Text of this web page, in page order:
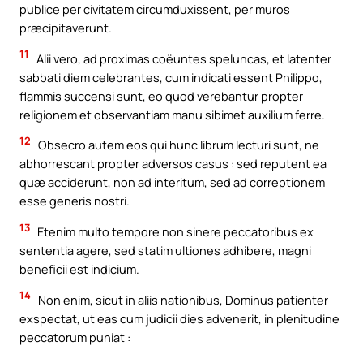
publice per civitatem circumduxissent, per muros
præcipitaverunt.
11
Alii vero, ad proximas coëuntes speluncas, et latenter
sabbati diem celebrantes, cum indicati essent Philippo,
flammis succensi sunt, eo quod verebantur propter
religionem et observantiam manu sibimet auxilium ferre.
12 Obsecro autem eos qui hunc librum lecturi sunt, ne
abhorrescant propter adversos casus : sed reputent ea
quæ acciderunt, non ad interitum, sed ad correptionem
esse generis nostri.
13 Etenim multo tempore non sinere peccatoribus ex
sententia agere, sed statim ultiones adhibere, magni
beneficii est indicium.
14 Non enim, sicut in aliis nationibus, Dominus patienter
exspectat, ut eas cum judicii dies advenerit, in plenitudine
peccatorum puniat :